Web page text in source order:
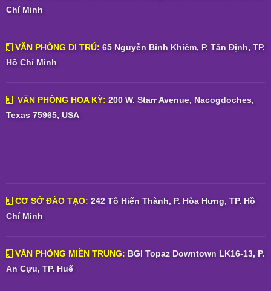
Chí Minh
VĂN PHÒNG DI TRÚ: 65 Nguyễn Bỉnh Khiêm, P. Tân Định, TP.
Hồ Chí Minh
VĂN PHÒNG HOA KỲ: 200 W. Starr Avenue, Nacogdoches,
Texas 75965, USA
CƠ SỞ ĐÀO TẠO: 242 Tô Hiến Thành, P. Hòa Hưng, TP. Hồ
Chí Minh
VĂN PHÒNG MIỀN TRUNG: BGI Topaz Downtown LK16-13, P.
An Cựu, TP. Huế